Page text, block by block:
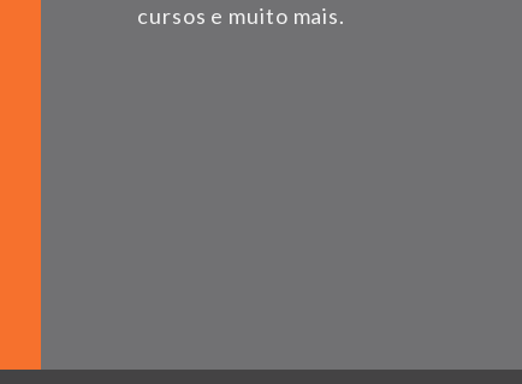
cursos e muito mais.